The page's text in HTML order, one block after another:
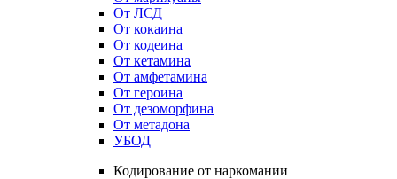
От ЛСД
От кокаина
От кодеина
От кетамина
От амфетамина
От героина
От дезоморфина
От метадона
УБОД
Кодирование от наркомании